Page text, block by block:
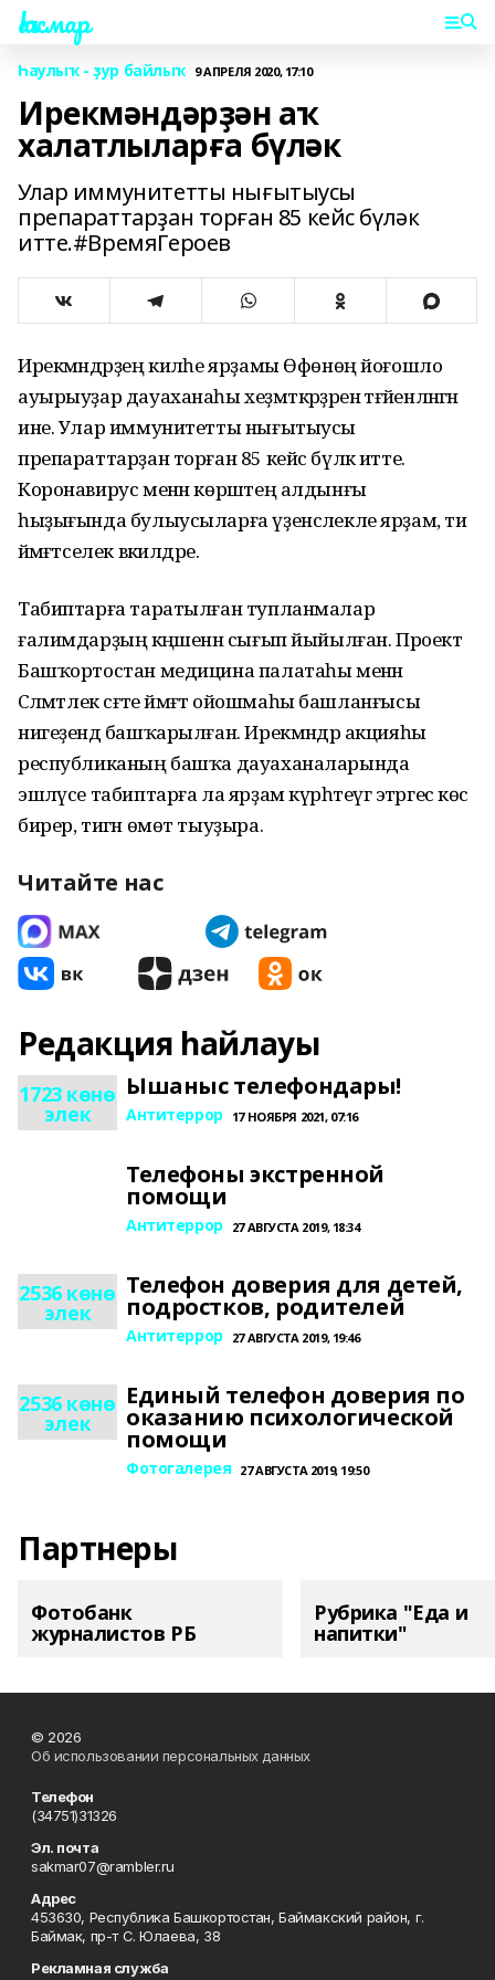
Һаҡмар
Һаулыҡ - ҙур байлыҡ 9 АПРЕЛЯ 2020, 17:10
Ирекмәндәрҙән аҡ
халатлыларға бүләк
Улар иммунитетты нығытыусы
препараттарҙан торған 85 кейс бүләк
итте.#ВремяГероев
Ирекмәндәрҙең киләһе ярҙамы Өфөнөң йоғошло
ауырыуҙар дауаханаһы хеҙмәткәрҙәренә тәғәйенләнгән
ине. Улар иммунитетты нығытыусы
препараттарҙан торған 85 кейс бүләк итте.
Коронавирус менән көрәштең алдынғы
һыҙығында булыусыларға үҙенсәлекле ярҙам, ти
йәмәғәтселек вәкилдәре.
Табиптарға таратылған тупланмалар
ғалимдарҙың кәңәшенән сығып йыйылған. Проект
Башҡортостан медицина палатаһы менән
Сәләмәтлек сәғәте йәмәғәт ойошмаһы башланғысы
нигеҙендә башҡарылған. Ирекмәндәр акцияһы
республиканың башҡа дауаханаларында
эшләүсе табиптарға ла ярҙам күрһәтеүгә этәргес көс
бирер, тигән өмөт тыуҙыра.
Читайте нас
Редакция һайлауы
1723 көнө
элек
Ышаныс телефондары!
Антитеррор 17 НОЯБРЯ 2021, 07:16
Телефоны экстренной
помощи
Антитеррор 27 АВГУСТА 2019, 18:34
2536 көнө
элек
Телефон доверия для детей,
подростков, родителей
Антитеррор 27 АВГУСТА 2019, 19:46
2536 көнө
элек
Единый телефон доверия по
оказанию психологической
помощи
Фотогалерея 27 АВГУСТА 2019, 19:50
Партнеры
Фотобанк
журналистов РБ
Рубрика "Еда и
напитки"
© 2026
Об использовании персональных данных
Телефон
(34751)31326
Эл. почта
sakmar07@rambler.ru
Адрес
453630, Республика Башкортостан, Баймакский район, г.
Баймак, пр-т С. Юлаева, 38
Рекламная служба